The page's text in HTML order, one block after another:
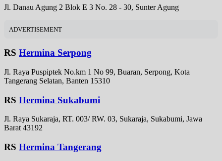
Jl. Danau Agung 2 Blok E 3 No. 28 - 30, Sunter Agung
ADVERTISEMENT
RS Hermina Serpong
Jl. Raya Puspiptek No.km 1 No 99, Buaran, Serpong, Kota
Tangerang Selatan, Banten 15310
RS Hermina Sukabumi
Jl. Raya Sukaraja, RT. 003/ RW. 03, Sukaraja, Sukabumi, Jawa
Barat 43192
RS Hermina Tangerang